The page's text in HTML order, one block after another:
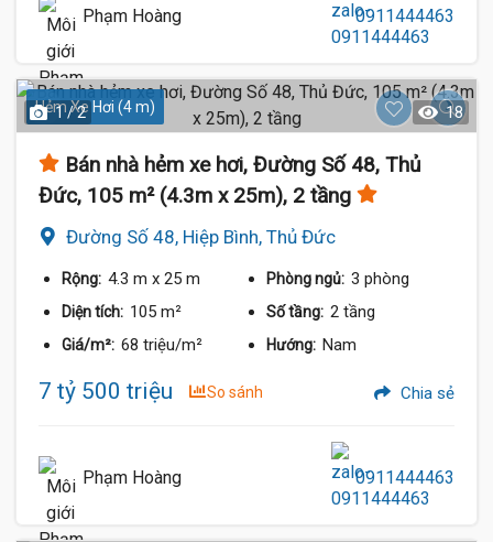
Phạm Hoàng 0911444463
Hẻm Xe Hơi (4 m)
1 / 2 18
Bán nhà hẻm xe hơi, Đường Số 48, Thủ
Đức, 105 m² (4.3m x 25m), 2 tầng
Đường Số 48, Hiệp Bình, Thủ Đức
Rộng: 4.3 m x 25 m Phòng ngủ: 3 phòng
Diện tích: 105 m² Số tầng: 2 tầng
Giá/m²: 68 triệu/m² Hướng: Nam
7 tỷ 500 triệu So sánh Chia sẻ
Phạm Hoàng 0911444463